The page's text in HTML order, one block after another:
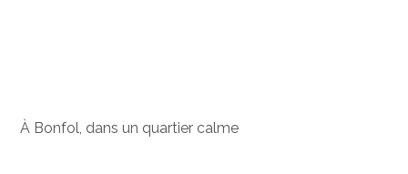
À Bonfol, dans un quartier calme